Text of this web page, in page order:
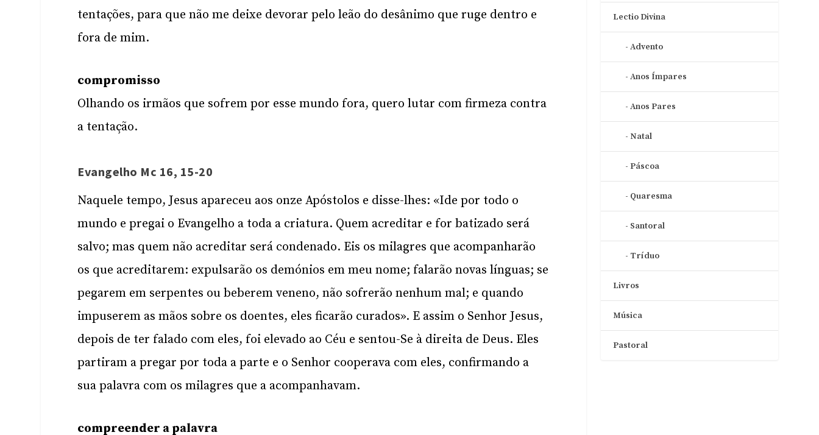
tentações, para que não me deixe devorar pelo leão do desânimo que ruge dentro e
fora de mim.
compromisso
Olhando os irmãos que sofrem por esse mundo fora, quero lutar com firmeza contra
a tentação.
Evangelho Mc 16, 15-20
Naquele tempo, Jesus apareceu aos onze Apóstolos e disse-lhes: «Ide por todo o
mundo e pregai o Evangelho a toda a criatura. Quem acreditar e for batizado será
salvo; mas quem não acreditar será condenado. Eis os milagres que acompanharão
os que acreditarem: expulsarão os demónios em meu nome; falarão novas línguas; se
pegarem em serpentes ou beberem veneno, não sofrerão nenhum mal; e quando
impuserem as mãos sobre os doentes, eles ficarão curados». E assim o Senhor Jesus,
depois de ter falado com eles, foi elevado ao Céu e sentou-Se à direita de Deus. Eles
partiram a pregar por toda a parte e o Senhor cooperava com eles, confirmando a
sua palavra com os milagres que a acompanhavam.
compreender a palavra
Lectio Divina
Advento
Anos Ímpares
Anos Pares
Natal
Páscoa
Quaresma
Santoral
Tríduo
Livros
Música
Pastoral